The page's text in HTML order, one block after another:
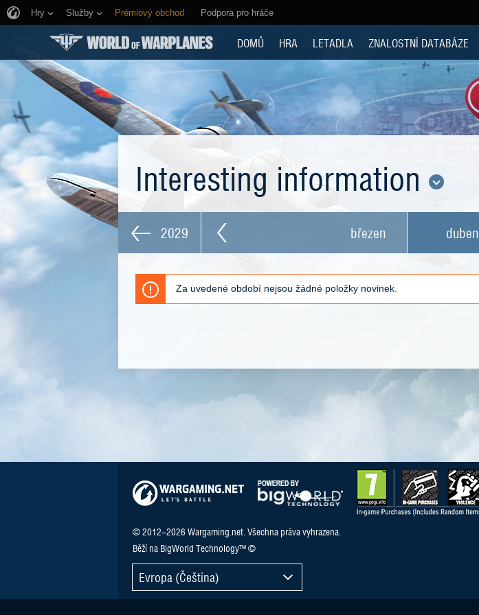
Hry Služby Prémiový obchod Podpora pro hráče
DOMŮ HRA LETADLA ZNALOSTNÍ DATABÁZE
Interesting information
2029 březen duben
Za uvedené období nejsou žádné položky novinek.
© 2012–2026 Wargaming.net. Všechna práva vyhrazena.
Běží na BigWorld Technology™ ©
Evropa (Čeština)